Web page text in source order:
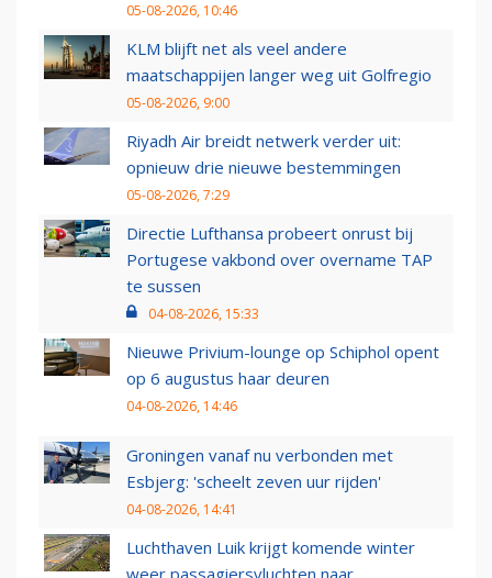
05-08-2026, 10:46
KLM blijft net als veel andere
maatschappijen langer weg uit Golfregio
05-08-2026, 9:00
Riyadh Air breidt netwerk verder uit:
opnieuw drie nieuwe bestemmingen
05-08-2026, 7:29
Directie Lufthansa probeert onrust bij
Portugese vakbond over overname TAP
te sussen
04-08-2026, 15:33
Nieuwe Privium-lounge op Schiphol opent
op 6 augustus haar deuren
04-08-2026, 14:46
Groningen vanaf nu verbonden met
Esbjerg: 'scheelt zeven uur rijden'
04-08-2026, 14:41
Luchthaven Luik krijgt komende winter